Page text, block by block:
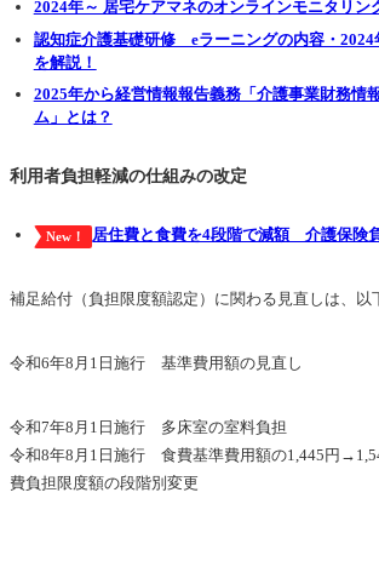
2024年～ 居宅ケアマネのオンラインモニタリン
認知症介護基礎研修 eラーニングの内容・2024
を解説！
2025年から経営情報報告義務「介護事業財務情
ム」とは？
利用者負担軽減の仕組みの改定
New！ 居住費と食費を4段階で減額 介護保険
補足給付（負担限度額認定）に関わる見直しは、以
令和6年8月1日施行 基準費用額の見直し
令和7年8月1日施行 多床室の室料負担
令和8年8月1日施行 食費基準費用額の1,445円
費負担限度額の段階別変更